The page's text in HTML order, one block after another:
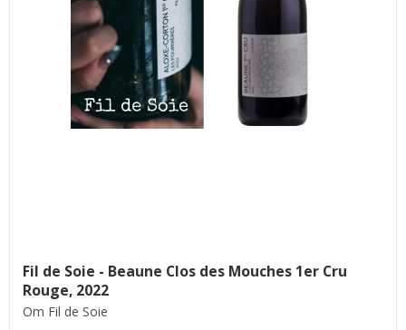
Fil de Soie - Beaune Clos des Mouches 1er Cru
Rouge, 2022
Om Fil de Soie